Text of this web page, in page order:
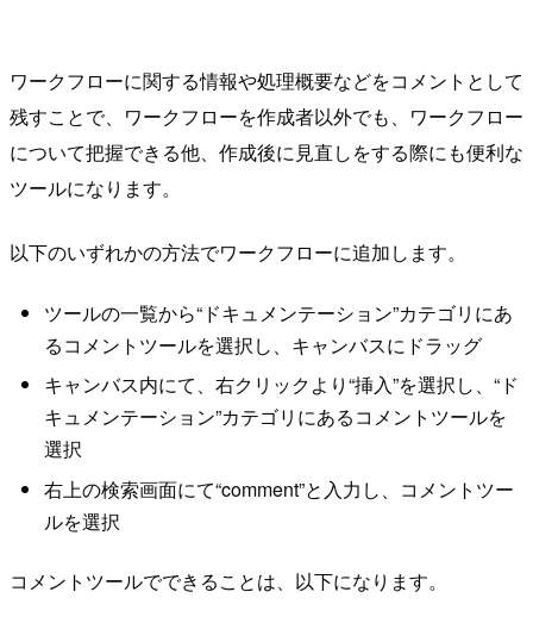
ワークフローに関する情報や処理概要などをコメントとして
残すことで、ワークフローを作成者以外でも、ワークフロー
について把握できる他、作成後に見直しをする際にも便利な
ツールになります。
以下のいずれかの方法でワークフローに追加します。
ツールの一覧から“ドキュメンテーション”カテゴリにあ
るコメントツールを選択し、キャンバスにドラッグ
キャンバス内にて、右クリックより“挿入”を選択し、“ド
キュメンテーション”カテゴリにあるコメントツールを
選択
右上の検索画面にて“comment”と入力し、コメントツー
ルを選択
コメントツールでできることは、以下になります。